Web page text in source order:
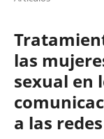
las
sexual en
a las